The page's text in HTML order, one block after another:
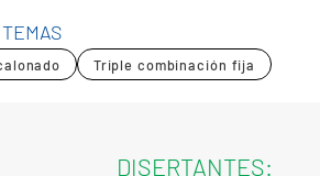
Triple combinación fija
DISERTANTES: